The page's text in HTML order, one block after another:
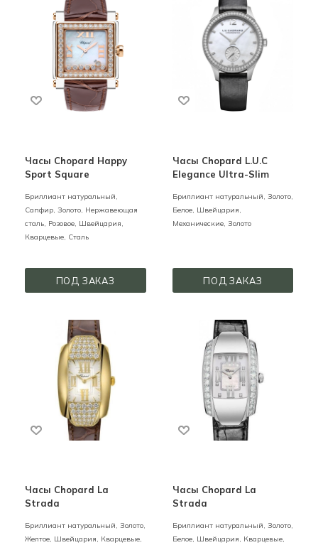
Часы Chopard Happy
Sport Square
Бриллиант натуральный,
Сапфир, Золото, Нержавеющая
сталь, Розовое, Швейцария,
Кварцевые, Сталь
ПОД ЗАКАЗ
Часы Chopard L.U.C
Elegance Ultra-Slim
Бриллиант натуральный, Золото,
Белое, Швейцария,
Механические, Золото
ПОД ЗАКАЗ
Часы Chopard La
Strada
Бриллиант натуральный, Золото,
Желтое, Швейцария, Кварцевые,
Часы Chopard La
Strada
Бриллиант натуральный, Золото,
Белое, Швейцария, Кварцевые,